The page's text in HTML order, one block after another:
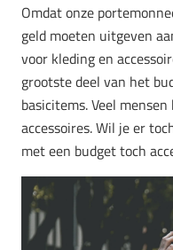
Omdat onze
geld moeten uitgeven
voor kleding en
grootste deel van het
basicitems. Veel
accessoires. Wil je er
met een budget toch